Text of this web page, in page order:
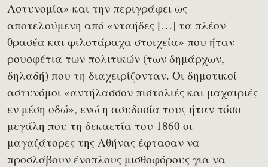
Αστυνομία» και την περιγράφει ως
αποτελούμενη από «νταήδες […] τα πλέον
θρασέα και φιλοτάραχα στοιχεία» που ήταν
ρουσφέτια των πολιτικών (των δημάρχων,
δηλαδή) που τη διαχειρίζονταν. Οι δημοτικοί
αστυνόμοι «αντήλασσον πιστολιές και μαχαιριές
εν μέση οδώ», ενώ η ασυδοσία τους ήταν τόσο
μεγάλη που τη δεκαετία του 1860 οι
μαγαζάτορες της Αθήνας έφτασαν να
προσλάβουν ένοπλους μισθοφόρους για να